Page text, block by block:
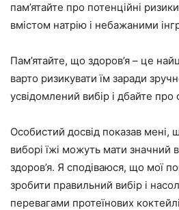
пам’ятайте про потенційні
вмістом натрію і небажаними
Пам’ятайте, що здоров’я – це
варто ризикувати їм заради
усвідомлений вибір і дбайте про
Особистий досвід показав мені,
виборі їжі можуть мати значний
здоров’я. Я сподіваюся, що мої
зробити правильний вибір і
перевагами протеїнових